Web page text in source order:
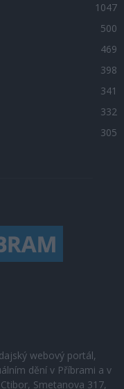
1047
500
469
398
341
332
305
webový portál,
dění v Příbrami a v
Smetanova 317,